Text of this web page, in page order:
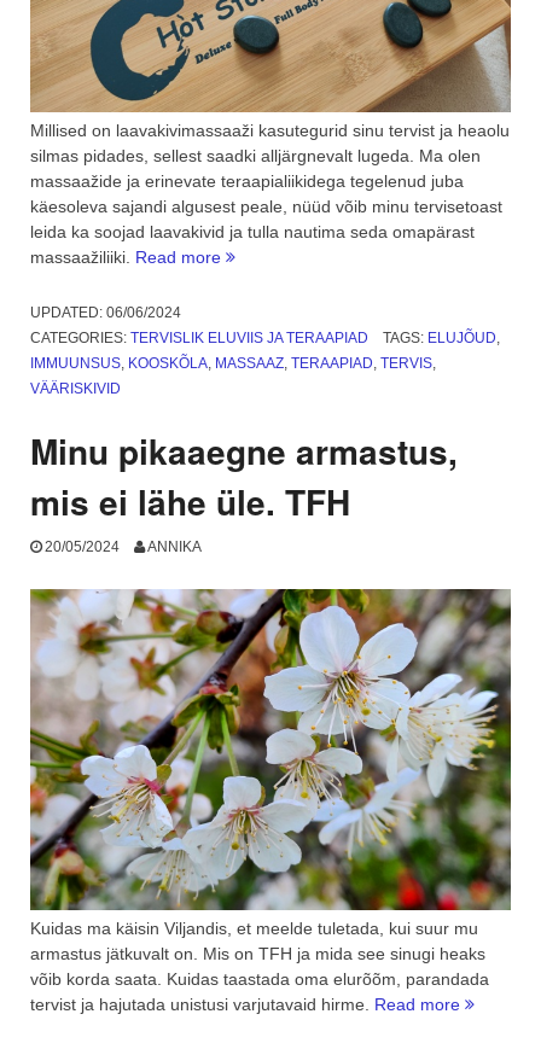
Millised on laavakivimassaaži kasutegurid sinu tervist ja heaolu
silmas pidades, sellest saadki alljärgnevalt lugeda. Ma olen
massaažide ja erinevate teraapialiikidega tegelenud juba
käesoleva sajandi algusest peale, nüüd võib minu tervisetoast
leida ka soojad laavakivid ja tulla nautima seda omapärast
massaažiliiki. Read more “Laavakivimassaaži
Soojad
kivid
UPDATED: 06/06/2024
CATEGORIES: TERVISLIK ELUVIIS JA TERAAPIAD TAGS: ELUJÕUD,
IMMUUNSUS, KOOSKÕLA, MASSAAZ, TERAAPIAD, TERVIS,
VÄÄRISKIVID
Minu pikaaegne armastus,
mis ei lähe üle. TFH
20/05/2024 ANNIKA
Kuidas ma käisin Viljandis, et meelde tuletada, kui suur mu
armastus jätkuvalt on. Mis on TFH ja mida see sinugi heaks
võib korda saata. Kuidas taastada oma elurõõm, parandada
tervist ja hajutada unistusi varjutavaid hirme. Read more “Minu